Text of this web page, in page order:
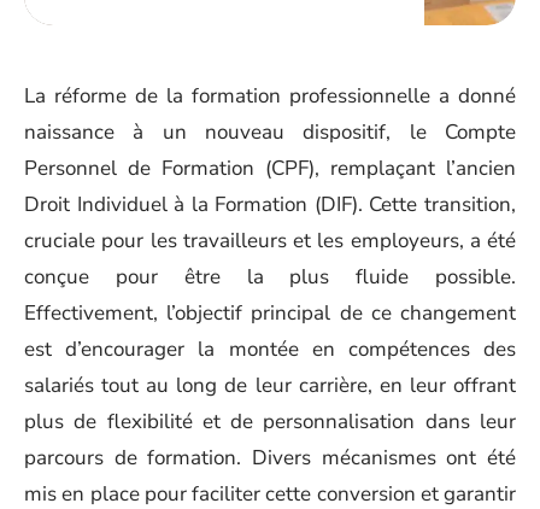
La réforme de la formation professionnelle a donné
naissance à un nouveau dispositif, le Compte
Personnel de Formation (CPF), remplaçant l’ancien
Droit Individuel à la Formation (DIF). Cette transition,
cruciale pour les travailleurs et les employeurs, a été
conçue pour être la plus fluide possible.
Effectivement, l’objectif principal de ce changement
est d’encourager la montée en compétences des
salariés tout au long de leur carrière, en leur offrant
plus de flexibilité et de personnalisation dans leur
parcours de formation. Divers mécanismes ont été
mis en place pour faciliter cette conversion et garantir